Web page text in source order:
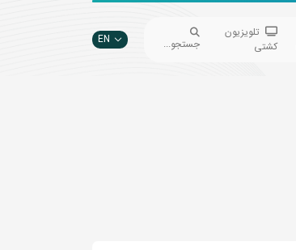
تلویزیون
کشتی
جستجو... EN